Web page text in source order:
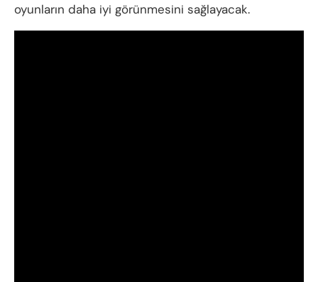
oyunların daha iyi görünmesini sağlayacak.